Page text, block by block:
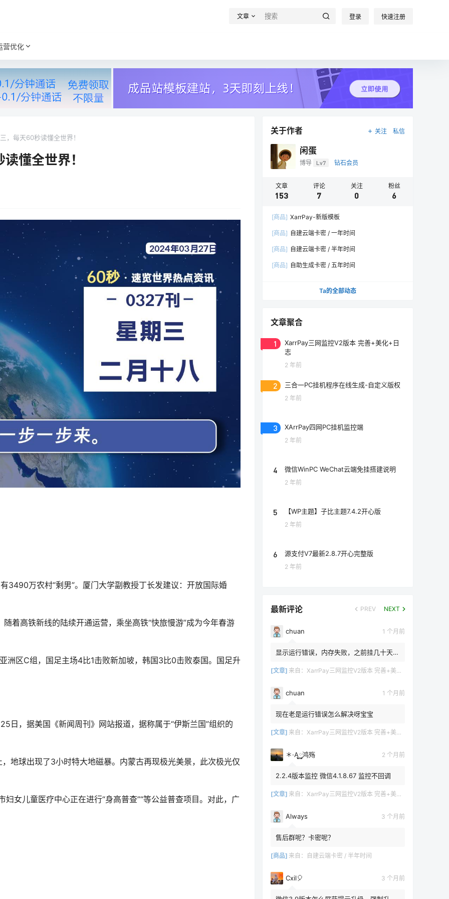
文章 登录 快速注册
营优化
，每天60秒读懂全世界！
懂全世界！
3490万农村“剩男”。厦门大学副教授丁长发建议：开放国际婚
着高铁新线的陆续开通运营，乘坐高铁“快旅慢游”成为今年春游
洲区C组，国足主场4比1击败新加坡，韩国3比0击败泰国。国足升
日，据美国《新闻周刊》网站报道，据称属于“伊斯兰国”组织的
地球出现了3小时特大地磁暴。内蒙古再现极光美景，此次极光仅
女儿童医疗中心正在进行“身高普查”“等公益普查项目。对此，广
关于作者 关注 私信
闲蛋
博导 Lv7 钻石会员
文章
153
评论
7
关注
0
粉丝
6
[商品] XarrPay-新版模板
[商品] 自建云端卡密 / 一年时间
[商品] 自建云端卡密 / 半年时间
[商品] 自助生成卡密 / 五年时间
Ta的全部动态
文章聚合
1
XarrPay三网监控V2版本 完善+美化+日
志
2 年前
2 三合一PC挂机程序在线生成-自定义版权
2 年前
3 XArrPay四网PC挂机监控端
2 年前
4 微信WinPC WeChat云端免挂搭建说明
2 年前
5 【WP主题】子比主题7.4.2开心版
2 年前
6 源支付V7最新2.8.7开心完整版
2 年前
最新评论 PREV NEXT
chuan 1 个月前
显示运行错误，内存失败，之前挂几十天都
[文章] 来自： XarrPay三网监控V2版本 完善+美化+日志
chuan 1 个月前
现在老是运行错误怎么解决呀宝宝
[文章] 来自： XarrPay三网监控V2版本 完善+美化+日志
＊·A࿆࿆鸿殇 2 个月前
2.2.4版本监控 微信4.1.8.67 监控不回调
[文章] 来自： XarrPay三网监控V2版本 完善+美化+日志
Always 3 个月前
售后群呢？卡密呢？
[商品] 来自： 自建云端卡密 / 半年时间
Cxil🎈 3 个月前